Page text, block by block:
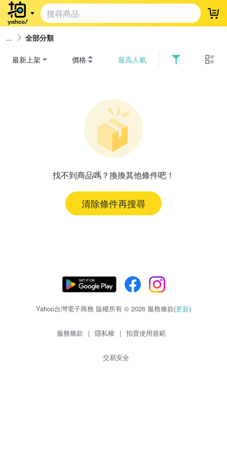
登
全部分類
最新上架 價格 最高人氣
找不到商品嗎？換換其他條件吧！
清除條件再搜尋
Yahoo台灣電子商務 版權所有 © 2026 服務條款(更新)
服務條款 | 隱私權 | 拍賣使用規範
交易安全